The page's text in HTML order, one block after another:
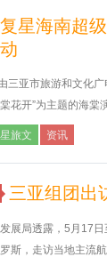
复星海南超
三亚市旅游和文化
花开”为主题的海棠
旅文 资讯
三亚组团出
展局透露，5月17
斯，走访当地主流